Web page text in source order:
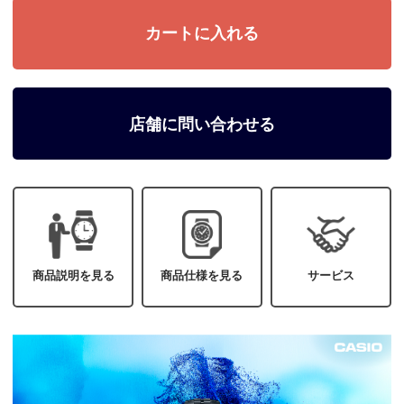
店舗に問い合わせる
商品説明を見る 商品仕様を見る サービス